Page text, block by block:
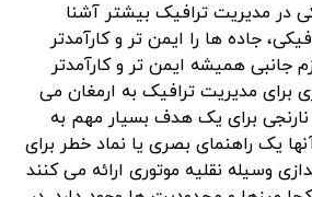
در مدیریت ترافیک بیشتر آشنا
جاده ها را ایمن تر و کارآمدتر
جانبی همیشه ایمن تر و کارآمدتر
برای مدیریت ترافیک به ارمغان می
نارنجی برای یک هدف بسیار مهم به
یک راهنمای بصری یا نماد خطر برای
وسیله نقلیه موتوری ارائه می کنند